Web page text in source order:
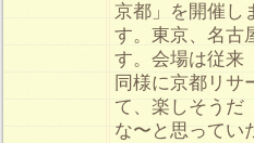
京都」を開催し
す。東京、名古
す。会場は従来
同様に京都リサ
て、楽しそうだ
な〜と思ってい